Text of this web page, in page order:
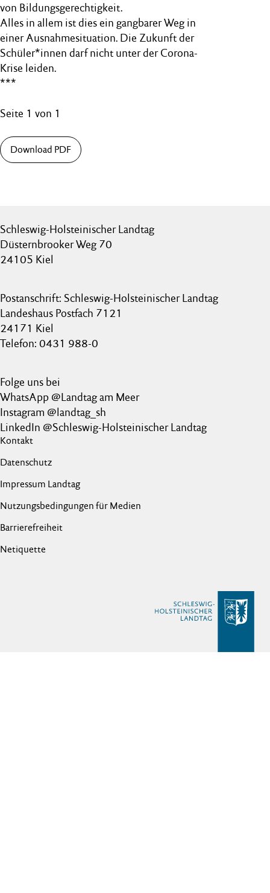
von Bildungsgerechtigkeit.
Alles in allem ist dies ein gangbarer Weg in
einer Ausnahmesituation. Die Zukunft der
Schüler*innen darf nicht unter der Corona-
Krise leiden.
***
Seite 1 von 1
Download PDF
Schleswig-Holsteinischer Landtag
Düsternbrooker Weg 70
24105 Kiel
Postanschrift: Schleswig-Holsteinischer Landtag
Landeshaus Postfach 7121
24171 Kiel
Telefon: 0431 988-0
Folge uns bei
WhatsApp @Landtag am Meer
Instagram @landtag_sh
LinkedIn @Schleswig-Holsteinischer Landtag
Kontakt
Datenschutz
Impressum Landtag
Nutzungsbedingungen für Medien
Barrierefreiheit
Netiquette